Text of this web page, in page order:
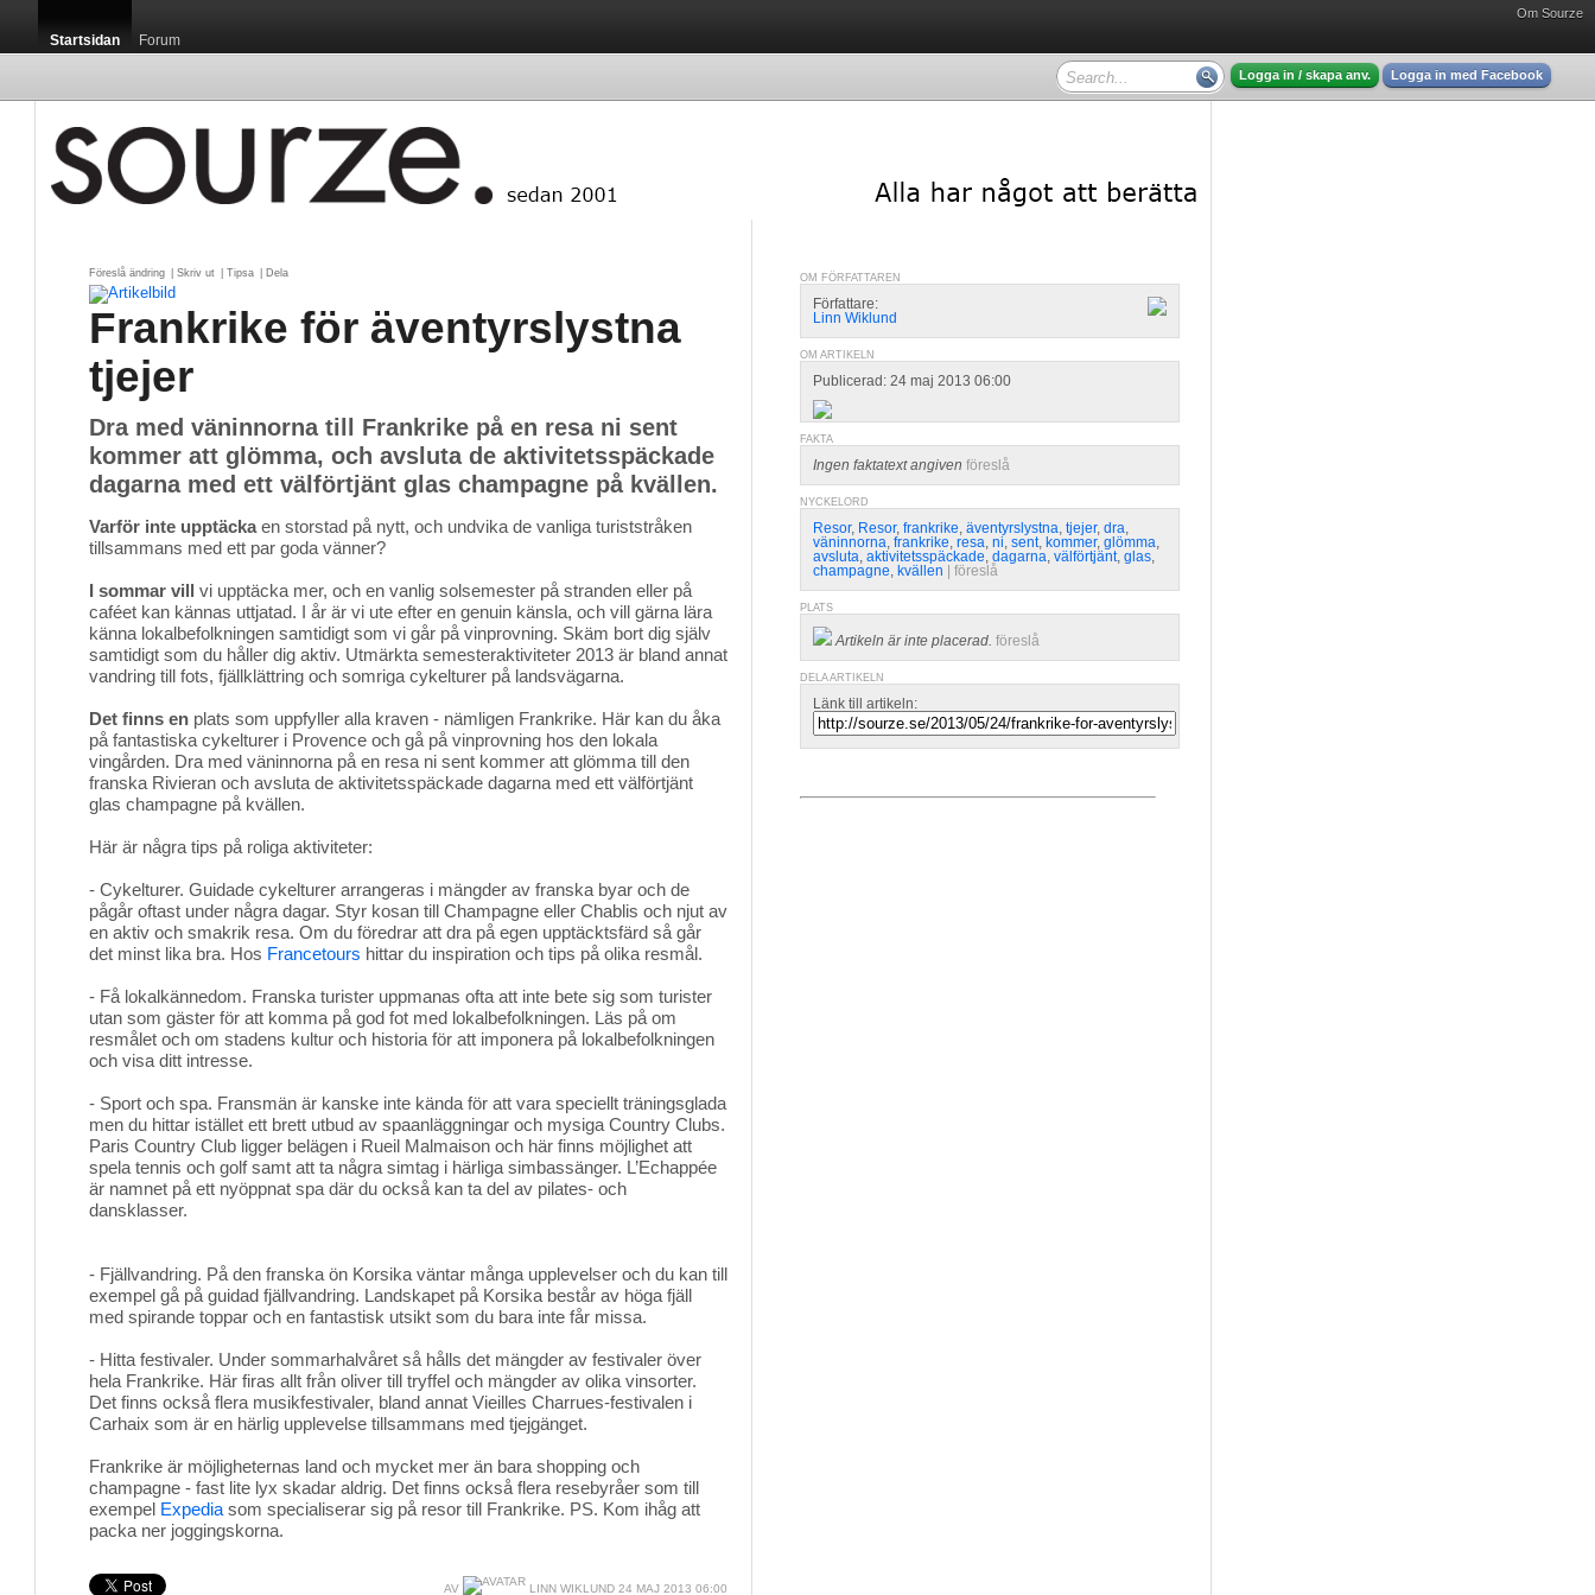
Om Sourze
Startsidan Forum
Logga in / skapa anv. Logga in med Facebook
Föreslå ändring Skriv ut Tipsa Dela
Frankrike för äventyrslystna
tjejer
Dra med väninnorna till Frankrike på en resa ni sent
kommer att glömma, och avsluta de aktivitetsspäckade
dagarna med ett välförtjänt glas champagne på kvällen.
Varför inte upptäckaen storstad på nytt, och undvika de vanliga turiststråken
tillsammans med ett par goda vänner?
I sommar vill vi upptäcka mer, och en vanlig solsemester på stranden eller på
caféet kan kännas uttjatad. I år är vi ute efter en genuin känsla, och vill gärna lära
känna lokalbefolkningen samtidigt som vi går på vinprovning. Skäm bort dig själv
samtidigt som du håller dig aktiv. Utmärkta semesteraktiviteter 2013 är bland annat
vandring till fots, fjällklättring och somriga cykelturer på landsvägarna.
Det finns en plats som uppfyller alla kraven - nämligen Frankrike. Här kan du åka
på fantastiska cykelturer i Provence och gå på vinprovning hos den lokala
vingården. Dra med väninnorna på en resa ni sent kommer att glömma till den
franska Rivieran och avsluta de aktivitetsspäckade dagarna med ett välförtjänt
glas champagne på kvällen.
Här är några tips på roliga aktiviteter:
- Cykelturer. Guidade cykelturer arrangeras i mängder av franska byar och de
pågår oftast under några dagar. Styr kosan till Champagne eller Chablis och njut av
en aktiv och smakrik resa. Om du föredrar att dra på egen upptäcktsfärd så går
det minst lika bra. Hos Francetours hittar du inspiration och tips på olika resmål.
- Få lokalkännedom. Franska turister uppmanas ofta att inte bete sig som turister
utan som gäster för att komma på god fot med lokalbefolkningen. Läs på om
resmålet och om stadens kultur och historia för att imponera på lokalbefolkningen
och visa ditt intresse.
- Sport och spa. Fransmän är kanske inte kända för att vara speciellt träningsglada
men du hittar istället ett brett utbud av spaanläggningar och mysiga Country Clubs.
Paris Country Club ligger belägen i Rueil Malmaison och här finns möjlighet att
spela tennis och golf samt att ta några simtag i härliga simbassänger. L’Echappée
är namnet på ett nyöppnat spa där du också kan ta del av pilates- och
dansklasser.
- Fjällvandring. På den franska ön Korsika väntar många upplevelser och du kan till
exempel gå på guidad fjällvandring. Landskapet på Korsika består av höga fjäll
med spirande toppar och en fantastisk utsikt som du bara inte får missa.
- Hitta festivaler. Under sommarhalvåret så hålls det mängder av festivaler över
hela Frankrike. Här firas allt från oliver till tryffel och mängder av olika vinsorter.
Det finns också flera musikfestivaler, bland annat Vieilles Charrues-festivalen i
Carhaix som är en härlig upplevelse tillsammans med tjejgänget.
Frankrike är möjligheternas land och mycket mer än bara shopping och
champagne - fast lite lyx skadar aldrig. Det finns också flera resebyråer som till
exempel Expedia som specialiserar sig på resor till Frankrike. PS. Kom ihåg att
packa ner joggingskorna.
AV LINN WIKLUND 24 MAJ 2013 06:00
OM FÖRFATTAREN
Författare:
Linn Wiklund
OM ARTIKELN
Publicerad: 24 maj 2013 06:00
FAKTA
Ingen faktatext angiven föreslå
NYCKELORD
Resor, Resor, frankrike, äventyrslystna, tjejer, dra,
väninnorna, frankrike, resa, ni, sent, kommer, glömma,
avsluta, aktivitetsspäckade, dagarna, välförtjänt, glas,
champagne, kvällen föreslå
PLATS
Artikeln är inte placerad. föreslå
DELA ARTIKELN
Länk till artikeln: